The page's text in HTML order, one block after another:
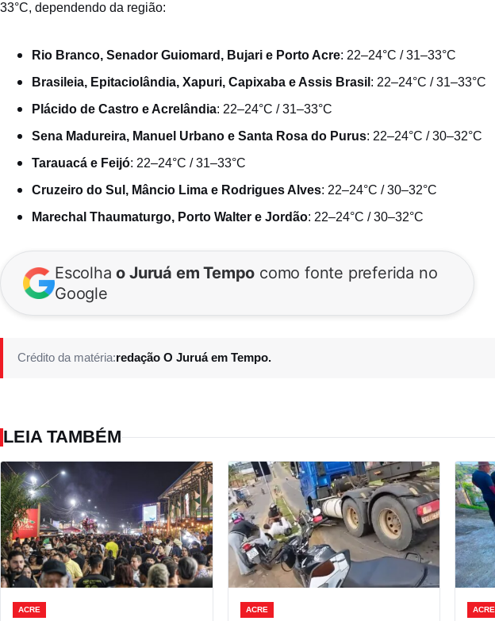
33°C, dependendo da região:
Rio Branco, Senador Guiomard, Bujari e Porto Acre: 22–24°C / 31–33°C
Brasileia, Epitaciolândia, Xapuri, Capixaba e Assis Brasil : 22–24°C / 31–33°C
Plácido de Castro e Acrelândia: 22–24°C / 31–33°C
Sena Madureira, Manuel Urbano e Santa Rosa do Purus: 22–24°C / 30–32°C
Tarauacá e Feijó: 22–24°C / 31–33°C
Cruzeiro do Sul, Mâncio Lima e Rodrigues Alves: 22–24°C / 30–32°C
Marechal Thaumaturgo, Porto Walter e Jordão: 22–24°C / 30–32°C
Escolhao Juruá em Tempo como fonte preferida no
Google
Crédito da matéria:redação O Juruá em Tempo.
LEIA TAMBÉM
ACRE ACRE ACRE